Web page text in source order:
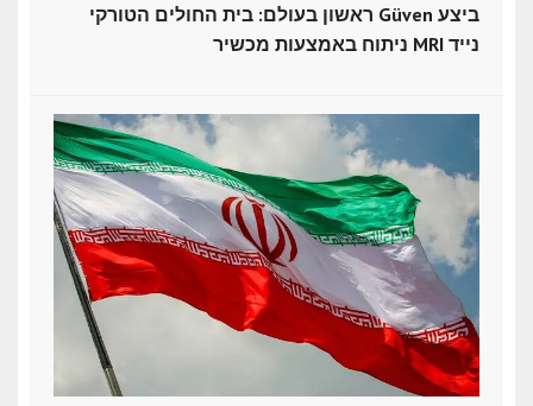
ראשון בעולם: בית החולים הטורקי Güven ביצע
ניתוח באמצעות מכשיר MRI נייד